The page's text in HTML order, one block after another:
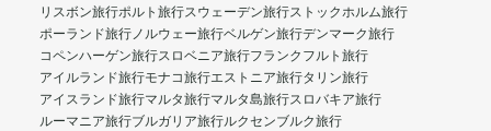
リスボン旅行ポルト旅行スウェーデン旅行ストックホルム旅行
ポーランド旅行ノルウェー旅行ベルゲン旅行デンマーク旅行
コペンハーゲン旅行スロベニア旅行フランクフルト旅行
アイルランド旅行モナコ旅行エストニア旅行タリン旅行
アイスランド旅行マルタ旅行マルタ島旅行スロバキア旅行
ルーマニア旅行ブルガリア旅行ルクセンブルク旅行